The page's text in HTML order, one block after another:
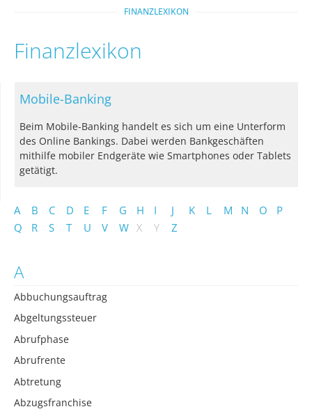
FINANZLEXIKON
Finanzlexikon
A B C D E F G H I J K L M N O
P
Q
R S T U V W X Y Z
A
Abbuchungsauftrag
Abgeltungssteuer
Abrufphase
Abrufrente
Abtretung
Abzugsfranchise
Mobile-Banking
Beim Mobile-Banking handelt es sich um eine Unterform
des Online Bankings. Dabei werden Bankgeschäften
mithilfe mobiler Endgeräte wie Smartphones oder Tablets
getätigt.